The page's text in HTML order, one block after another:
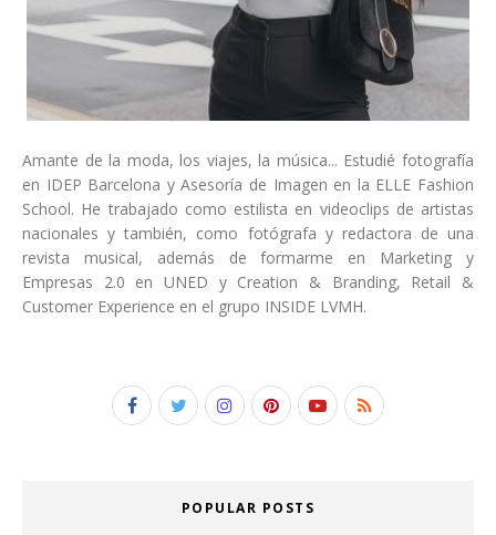
Amante de la moda, los viajes, la música... Estudié fotografía
en IDEP Barcelona y Asesoría de Imagen en la ELLE Fashion
School. He trabajado como estilista en videoclips de artistas
nacionales y también, como fotógrafa y redactora de una
revista musical, además de formarme en Marketing y
Empresas 2.0 en UNED y Creation & Branding, Retail &
Customer Experience en el grupo INSIDE LVMH.
POPULAR POSTS